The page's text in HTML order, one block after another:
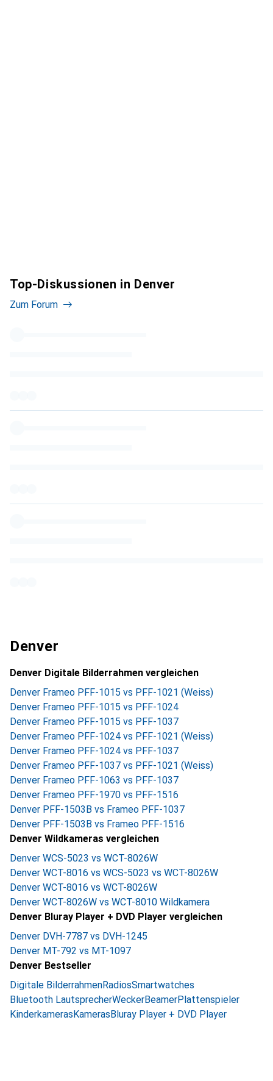
Top-Diskussionen in Denver
Zum Forum
Denver
Denver Digitale Bilderrahmen vergleichen
Denver Frameo PFF-1015 vs PFF-1021 (Weiss)
Denver Frameo PFF-1015 vs PFF-1024
Denver Frameo PFF-1015 vs PFF-1037
Denver Frameo PFF-1024 vs PFF-1021 (Weiss)
Denver Frameo PFF-1024 vs PFF-1037
Denver Frameo PFF-1037 vs PFF-1021 (Weiss)
Denver Frameo PFF-1063 vs PFF-1037
Denver Frameo PFF-1970 vs PFF-1516
Denver PFF-1503B vs Frameo PFF-1037
Denver PFF-1503B vs Frameo PFF-1516
Denver Wildkameras vergleichen
Denver WCS-5023 vs WCT-8026W
Denver WCT-8016 vs WCS-5023 vs WCT-8026W
Denver WCT-8016 vs WCT-8026W
Denver WCT-8026W vs WCT-8010 Wildkamera
Denver Bluray Player + DVD Player vergleichen
Denver DVH-7787 vs DVH-1245
Denver MT-792 vs MT-1097
Denver Bestseller
Digitale BilderrahmenRadiosSmartwatches
Bluetooth LautsprecherWeckerBeamerPlattenspieler
KinderkamerasKamerasBluray Player + DVD Player